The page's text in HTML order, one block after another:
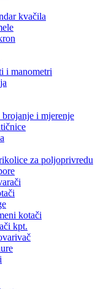
kvačila
i manometri
i mjerenje
za poljoprivredu
kotači
kpt.